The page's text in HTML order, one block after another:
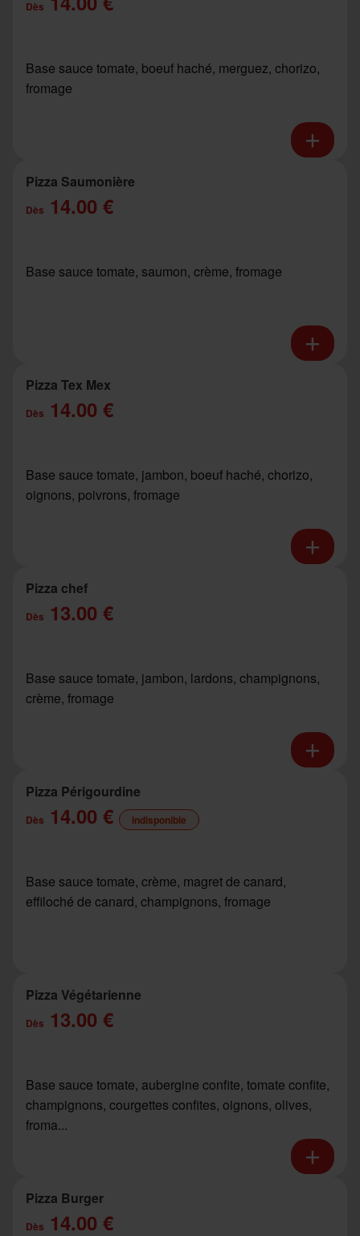
Dès
Base sauce tomate, boeuf haché, merguez, chorizo,
fromage
Pizza Saumonière
Dès 14.00 €
Base sauce tomate, saumon, crème, fromage
Pizza Tex Mex
Dès 14.00 €
Base sauce tomate, jambon, boeuf haché, chorizo,
oignons, poivrons, fromage
Pizza chef
Dès 13.00 €
Base sauce tomate, jambon, lardons, champignons,
crème, fromage
Pizza Périgourdine
Dès 14.00 € indisponible
Base sauce tomate, crème, magret de canard,
effiloché de canard, champignons, fromage
Pizza Végétarienne
Dès 13.00 €
Base sauce tomate, aubergine confite, tomate confite,
champignons, courgettes confites, oignons, olives,
froma...
Pizza Burger
Dès 14.00 €